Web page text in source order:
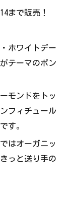
まで販売！
ホワイトデー
テーマのボン
モンドをトッ
フィチュール
す。
はオーガニッ
っと送り手の